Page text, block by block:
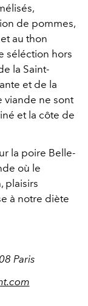
de pommes,
au thon
séléction hors
la Saint-
et de la
viande ne sont
et la côte de
la poire Belle-
où le
plaisirs
à notre diète
Paris